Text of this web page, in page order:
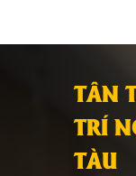
TÂN
TRÍ
TÀU